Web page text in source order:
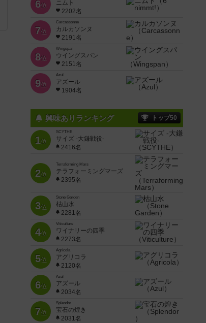
6位
ニムト
2202名
7位
Carcassonne
カルカソンヌ
2191名
8位
Wingspan
ウイングスパン
2151名
9位
Azul
アズール
1904名
興味ありランキング トップ50
1位
SCYTHE
サイズ -大鎌戦役-
2416名
2位
Terraforming Mars
テラフォーミングマーズ
2395名
3位
Stone Garden
枯山水
2281名
4位
Viticulture
ワイナリーの四季
2273名
5位
Agricola
アグリコラ
2120名
6位
Azul
アズール
2034名
7位
Splendor
宝石の煌き
2031名